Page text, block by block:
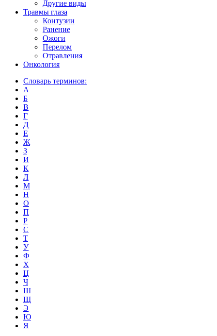
Другие виды
Травмы глаза
Контузии
Ранениe
Ожоги
Перелом
Отравления
Онкология
Словарь терминов:
А
Б
В
Г
Д
Е
Ж
З
И
К
Л
М
Н
О
П
Р
С
Т
У
Ф
Х
Ц
Ч
Ш
Щ
Э
Ю
Я